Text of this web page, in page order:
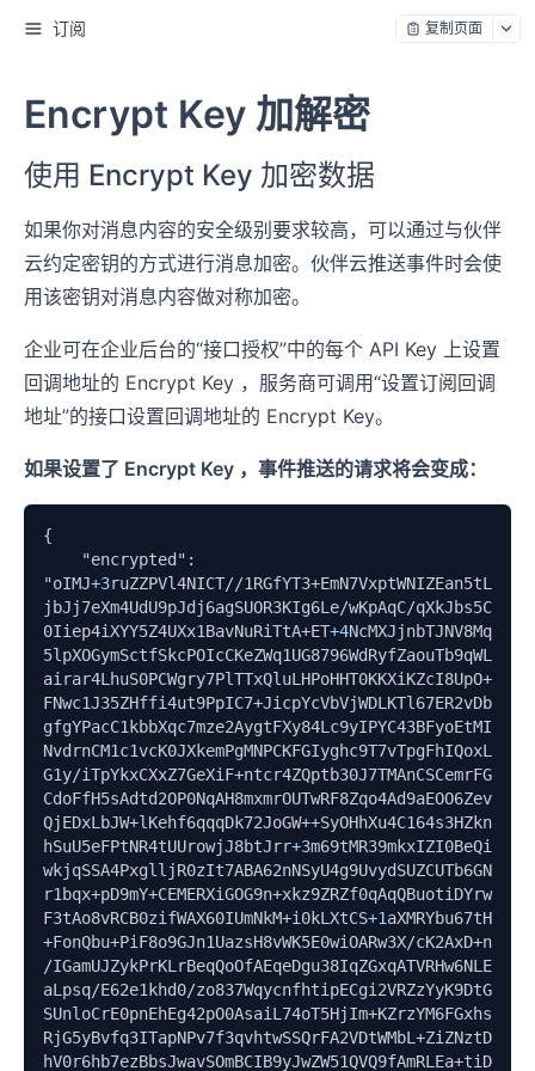
订阅 复制页面
Encrypt Key 加解密
使用 Encrypt Key 加密数据
如果你对消息内容的安全级别要求较高，可以通过与伙伴
云约定密钥的方式进行消息加密。伙伴云推送事件时会使
用该密钥对消息内容做对称加密。
企业可在企业后台的“接口授权”中的每个 API Key 上设置
回调地址的 Encrypt Key ，服务商可调用“设置订阅回调
地址”的接口设置回调地址的 Encrypt Key。
如果设置了 Encrypt Key ，事件推送的请求将会变成：
{
"oIMJ+3ruZZPVl4NICT//1RGfYT3+EmN7VxptWNIZEan5tL
jbJj7eXm4UdU9pJdj6agSUOR3KIg6Le/wKpAqC/qXkJbs5C
0Iiep4iXYY5Z4UXx1BavNuRiTtA+ET+4NcMXJjnbTJNV8Mq
5lpXOGymSctfSkcPOIcCKeZWq1UG8796WdRyfZaouTb9qWL
airar4LhuS0PCWgry7PlTTxQluLHPoHHT0KKXiKZcI8UpO+
FNwc1J35ZHffi4ut9PpIC7+JicpYcVbVjWDLKTl67ER2vDb
gfgYPacC1kbbXqc7mze2AygtFXy84Lc9yIPYC43BFyoEtMI
NvdrnCM1c1vcK0JXkemPgMNPCKFGIyghc9T7vTpgFhIQoxL
G1y/iTpYkxCXxZ7GeXiF+ntcr4ZQptb30J7TMAnCSCemrFG
CdoFfH5sAdtd2OP0NqAH8mxmrOUTwRF8Zqo4Ad9aEOO6Zev
QjEDxLbJW+lKehf6qqqDk72JoGW++SyOHhXu4C164s3HZkn
hSuU5eFPtNR4tUUrowjJ8btJrr+3m69tMR39mkxIZI0BeQi
wkjqSSA4PxglljR0zIt7ABA62nNSyU4g9UvydSUZCUTb6GN
r1bqx+pD9mY+CEMERXiGOG9n+xkz9ZRZf0qAqQBuotiDYrw
F3tAo8vRCB0zifWAX60IUmNkM+i0kLXtCS+1aXMRYbu67tH
+FonQbu+PiF8o9GJn1UazsH8vWK5E0wiOARw3X/cK2AxD+n
/IGamUJZykPrKLrBeqQoOfAEqeDgu38IqZGxqATVRHw6NLE
aLpsq/E62e1khd0/zo837WqycnfhtipECgi2VRZzYyK9DtG
SUnloCrE0pnEhEg42pO0AsaiL74oT5HjIm+KZrzYM6FGxhs
RjG5yBvfq3ITapNPv7f3qvhtwSSQrFA2VDtWMbL+ZiZNztD
hV0r6hb7ezBbsJwavSOmBCIB9yJwZW51QVQ9fAmRLEa+tiD